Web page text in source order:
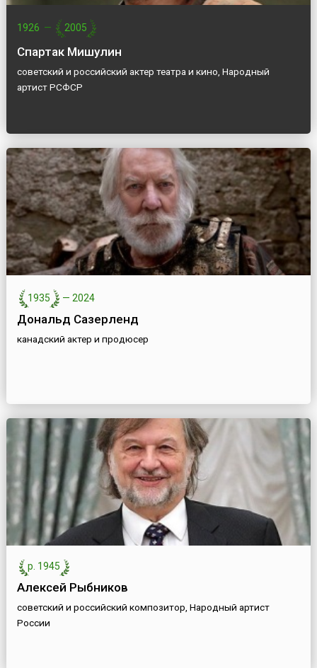
1926 — 2005
Спартак Мишулин
советский и российский актер театра и кино, Народный
артист РСФСР
1935 — 2024
Дональд Сазерленд
канадский актер и продюсер
р. 1945
Алексей Рыбников
советский и российский композитор, Народный артист
России